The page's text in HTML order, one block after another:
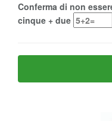
Conferma di non
cinque + due